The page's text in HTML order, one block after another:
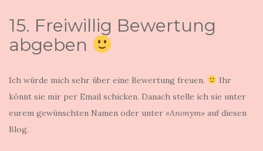
15. Freiwillig Bewertung
abgeben
Ich würde mich sehr über eine Bewertung freuen.
Ihr
könnt sie mir per Email schicken. Danach stelle ich sie unter
eurem gewünschten Namen oder unter «Anonym» auf diesen
Blog.